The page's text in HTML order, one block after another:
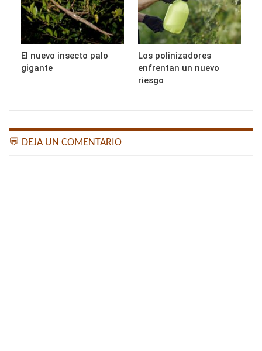
El nuevo insecto palo
gigante
Los polinizadores
enfrentan un nuevo
riesgo
💬 DEJA UN COMENTARIO